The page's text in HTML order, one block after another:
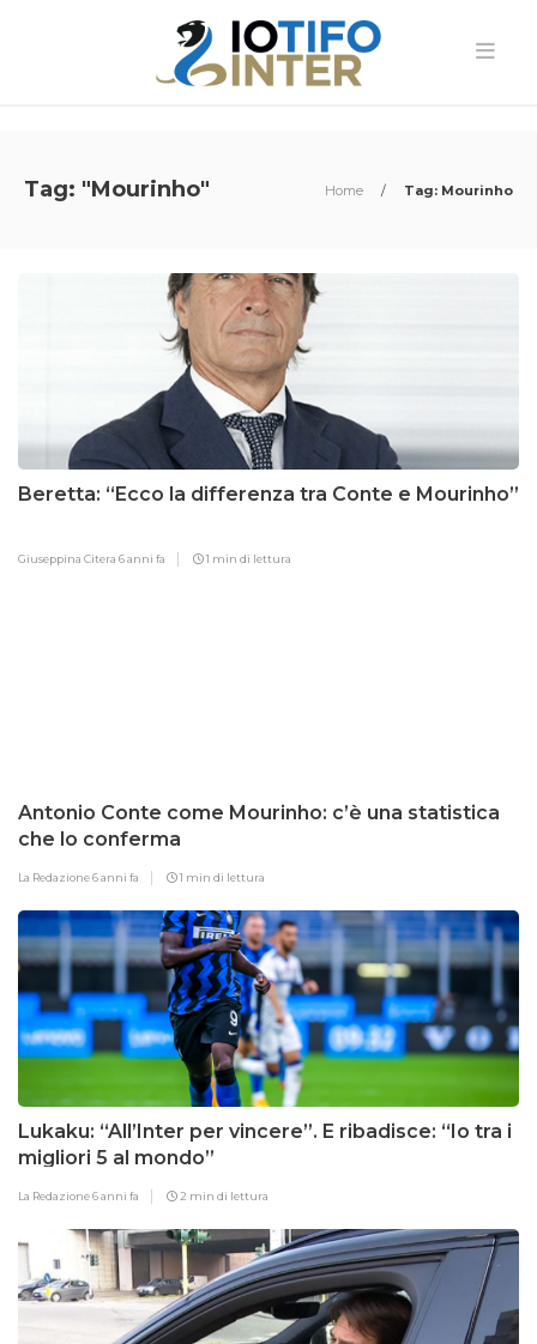
Tag: "Mourinho" Home / Tag: Mourinho
Beretta: “Ecco la differenza tra Conte e Mourinho”
Giuseppina Citera 6 anni fa 1 min di lettura
Antonio Conte come Mourinho: c’è una statistica
che lo conferma
La Redazione6 anni fa 1 min di lettura
Lukaku: “All’Inter per vincere”. E ribadisce: “Io tra i
migliori 5 al mondo”
La Redazione6 anni fa 2 min di lettura